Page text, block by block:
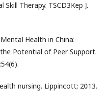
Therapy. TSCD3Kep J.
Health in China:
Potential of Peer Support.
nursing. Lippincott; 2013.